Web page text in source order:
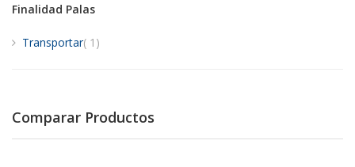
Finalidad Palas
Transportar 1 artículo
Comparar Productos